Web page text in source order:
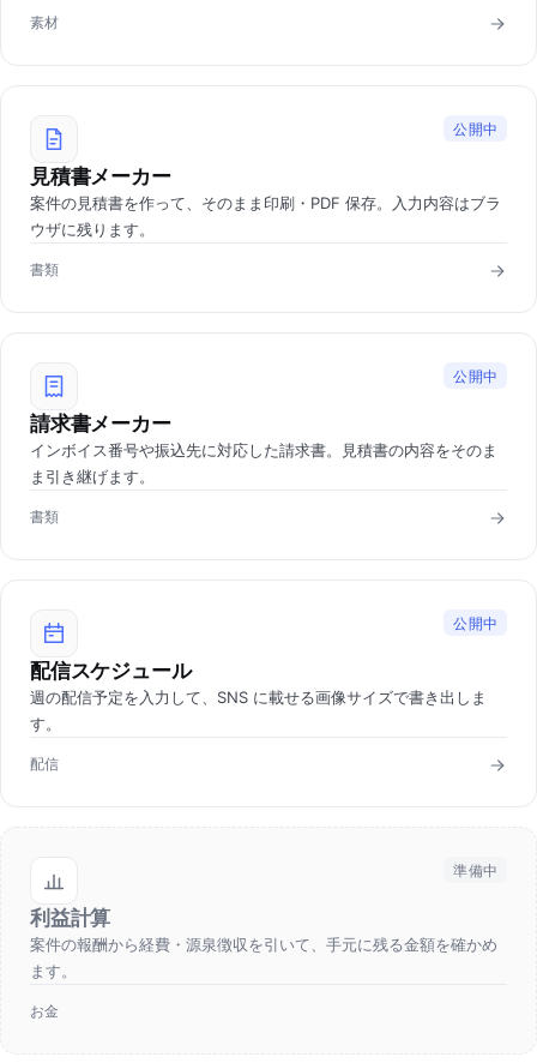
素材
公開中
見積書メーカー
案件の見積書を作って、そのまま印刷・PDF 保存。入力内容はブラ
ウザに残ります。
書類
公開中
請求書メーカー
インボイス番号や振込先に対応した請求書。見積書の内容をそのま
ま引き継げます。
書類
公開中
配信スケジュール
週の配信予定を入力して、SNS に載せる画像サイズで書き出しま
す。
配信
準備中
利益計算
案件の報酬から経費・源泉徴収を引いて、手元に残る金額を確かめ
ます。
お金